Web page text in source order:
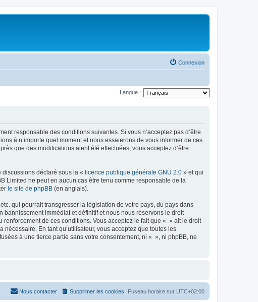
Connexion
Langue :
responsable des conditions suivantes. Si vous n’acceptez pas d’être
à n’importe quel moment et nous essaierons de vous informer de ces
que des modifications aient été effectuées, vous acceptez d’être
déclaré sous la « licence publique générale GNU 2.0 » et qui
Limited ne peut en aucun cas être tenu comme responsable de la
le site de phpBB (en anglais).
qui pourrait transgresser la législation de votre pays, du pays dans
immédiat et définitif et nous nous réservons le droit
renforcement de ces conditions. Vous acceptez le fait que « » ait le droit
En tant qu’utilisateur, vous acceptez que toutes les
à une tierce partie sans votre consentement, ni « », ni phpBB, ne
Fuseau horaire sur UTC+02:00
Supprimer les cookies
Nous contacter